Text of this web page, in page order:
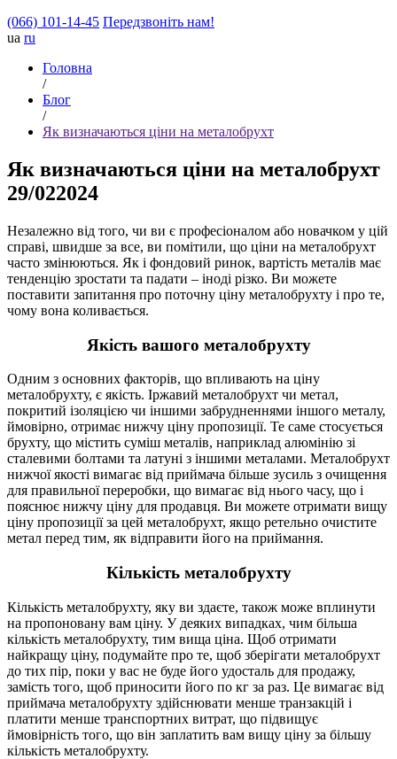
(066) 101-14-45 Передзвоніть нам!
ua ru
Головна
/
Блог
/
Як визначаються ціни на металобрухт
Як визначаються ціни на металобрухт
29/022024
Незалежно від того, чи ви є професіоналом або новачком у цій
справі, швидше за все, ви помітили, що ціни на металобрухт
часто змінюються. Як і фондовий ринок, вартість металів має
тенденцію зростати та падати – іноді різко. Ви можете
поставити запитання про поточну ціну металобрухту і про те,
чому вона коливається.
Якість вашого металобрухту
Одним з основних факторів, що впливають на ціну
металобрухту, є якість. Іржавий металобрухт чи метал,
покритий ізоляцією чи іншими забрудненнями іншого металу,
ймовірно, отримає нижчу ціну пропозиції. Те саме стосується
брухту, що містить суміш металів, наприклад алюмінію зі
сталевими болтами та латуні з іншими металами. Металобрухт
нижчої якості вимагає від приймача більше зусиль з очищення
для правильної переробки, що вимагає від нього часу, що і
пояснює нижчу ціну для продавця. Ви можете отримати вищу
ціну пропозиції за цей металобрухт, якщо ретельно очистите
метал перед тим, як відправити його на приймання.
Кількість металобрухту
Кількість металобрухту, яку ви здаєте, також може вплинути
на пропоновану вам ціну. У деяких випадках, чим більша
кількість металобрухту, тим вища ціна. Щоб отримати
найкращу ціну, подумайте про те, щоб зберігати металобрухт
до тих пір, поки у вас не буде його удосталь для продажу,
замість того, щоб приносити його по кг за раз. Це вимагає від
приймача металобрухту здійснювати менше транзакцій і
платити менше транспортних витрат, що підвищує
ймовірність того, що він заплатить вам вищу ціну за більшу
кількість металобрухту.